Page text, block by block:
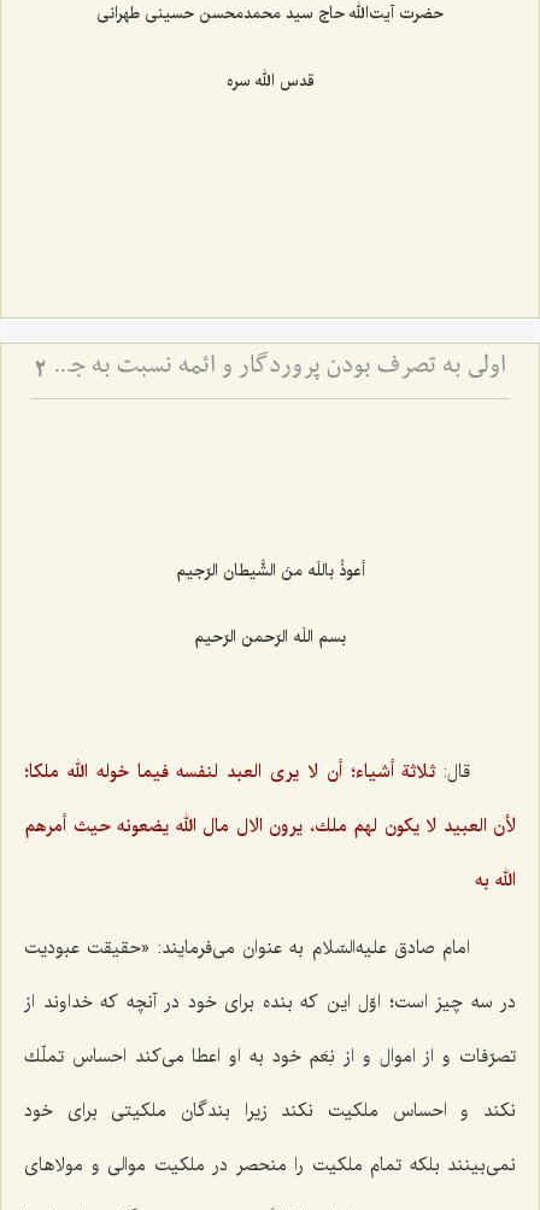
حضرت آیت‌الله حاج سید محمدمحسن حسینی طهرانی
قدس الله سره
اولى به تصرف بودن پروردگار و ائمه نسبت به جمیع شئون انسان 2
أعوذُ باللَه منَ الشَّیطان الرّجیم‌
بسم اللَه الرّحمن الرّحیم‌
قال:ثلاثة أشياء؛ أن لا يرى العبد لنفسه فيما خوله الله ملكا؛
لأن العبيد لا يكون لهم ملك، يرون الال مال الله يضعونه حيث أمرهم
الله به
امام صادق علیه‌السّلام به عنوان می‌فرمایند: «حقیقت عبودیت
در سه چیز است؛ اوّل این كه بنده برای خود در آنچه كه خداوند از
تصرّفات و از اموال و از نِعَم خود به او اعطا می‌كند احساس تملّك
نكند و احساس ملكیت نكند زیرا بندگان ملكیتی برای خود
نمی‌بینند بلكه تمام ملكیت را منحصر در ملكیت موالی و مولاهای